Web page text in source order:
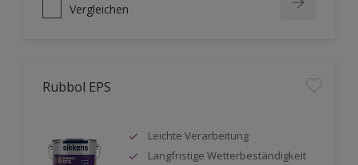
Vergleichen
Rubbol EPS
Leichte Verarbeitung
Langfristige Wetterbeständigkeit